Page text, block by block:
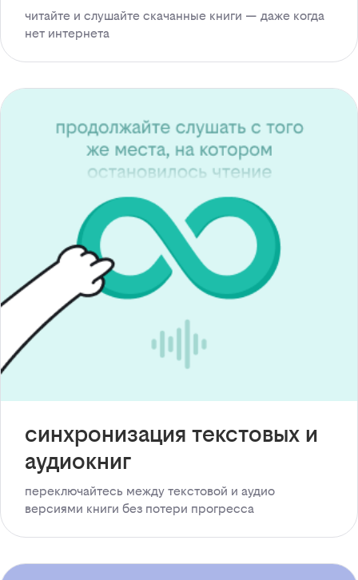
читайте и слушайте скачанные книги — даже когда
нет интернета
синхронизация текстовых и
аудиокниг
переключайтесь между текстовой и аудио
версиями книги без потери прогресса